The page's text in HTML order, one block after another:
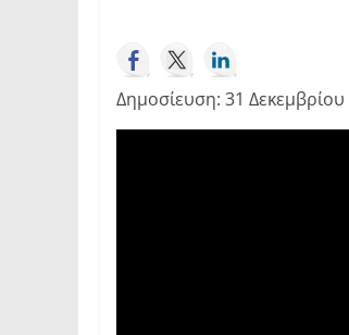
Δημοσίευση: 31